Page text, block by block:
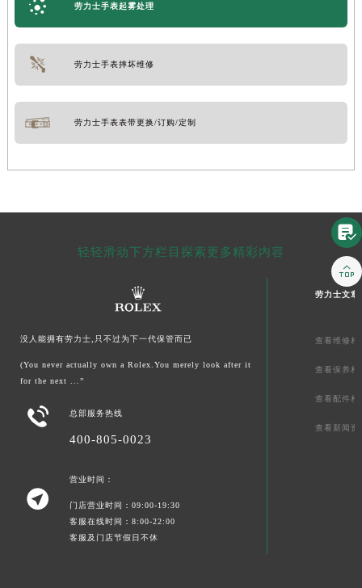
劳力士手表起雾处理
劳力士手表摔坏维修
劳力士手表表带更换/订购/定制
轻轻滑动下方栏目探索更多精彩内容
没人能拥有劳力士,只不过为下一代保管而已
(You never actually own a Rolex.You merely look after it
for the next ...”
 总部服务热线
400-805-0023

营业时间：
门店营业时间：09:00-19:30
客服在线时间：8:00-22:00
客服及门店节假日不休
劳力士文章
查看维修相
查看保养相
查看配件相
查看新闻资

